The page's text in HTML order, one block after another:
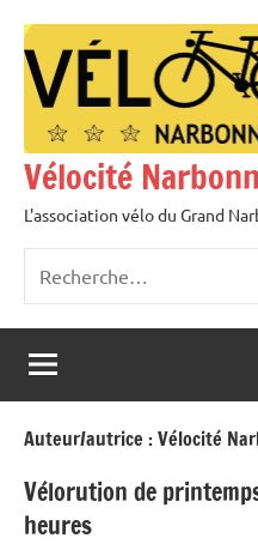
contenu
Vélocité
L'association vélo du Grand
:
Auteur/autrice :Vélocité
Vélorution de
heures